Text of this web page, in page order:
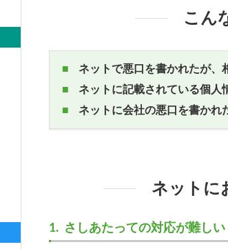
こん
ネットで悪口を書かれたが、
ネットに記載されている個人
ネットに会社の悪口を書かれ
ネットに
さしあたっての対応が難しい